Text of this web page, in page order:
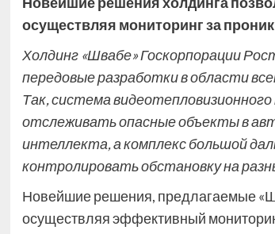
осуществляя мониторинг за
Холдинг «Швабе» Госкорпорации
передовые разработки в области
Так, система
отслеживать опасные объекты в
интеллекта, а комплекс большой
контролировать обстановку на
Новейшие решения, предлагаемые
осуществляя эффективный